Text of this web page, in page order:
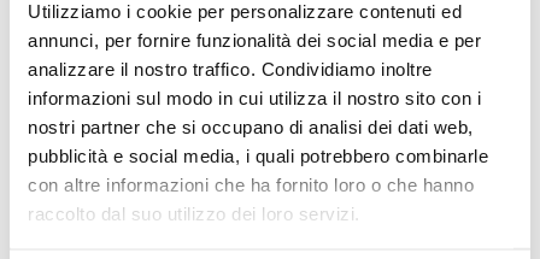
Utilizziamo i cookie per personalizzare contenuti ed
annunci, per fornire funzionalità dei social media e per
analizzare il nostro traffico. Condividiamo inoltre
informazioni sul modo in cui utilizza il nostro sito con i
nostri partner che si occupano di analisi dei dati web,
pubblicità e social media, i quali potrebbero combinarle
con altre informazioni che ha fornito loro o che hanno
raccolto dal suo utilizzo dei loro servizi.
Concerto di Natale Direttore: Giancarlo Rizzi
Violino: Giuseppe Gibboni Orchestra I Pomeriggi
Musicali
Leggi tutto
73ª Stagione Sinfonica Orchestra